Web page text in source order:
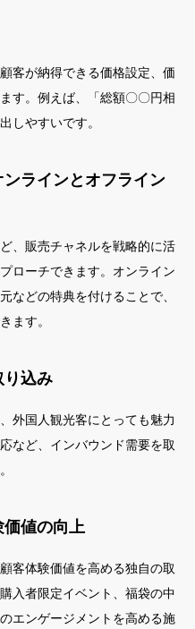
客が納得できる価格設定、価
す。例えば、「総額〇〇円相
しやすいです。
ラインとオフライン
、販売チャネルを戦略的に活
ローチできます。オンライン
などの特典を付けることで、
ます。
り込み
外国人観光客にとっても魅力
など、インバウンド需要を取
値の向上
客体験価値を高める独自の取
入者限定イベント、福袋の中
エンゲージメントを高める施